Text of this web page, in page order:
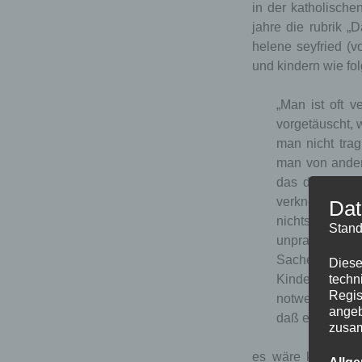
in der
jahre die rubrik
helene seyfried
und kindern wie
„Man ist oft
vorgetäuscht,
man nicht
man von
das den
verknöcherten
nichts und
unpraktisch
Sache besser
Kindes
notwendig
daß es
es wäre kein